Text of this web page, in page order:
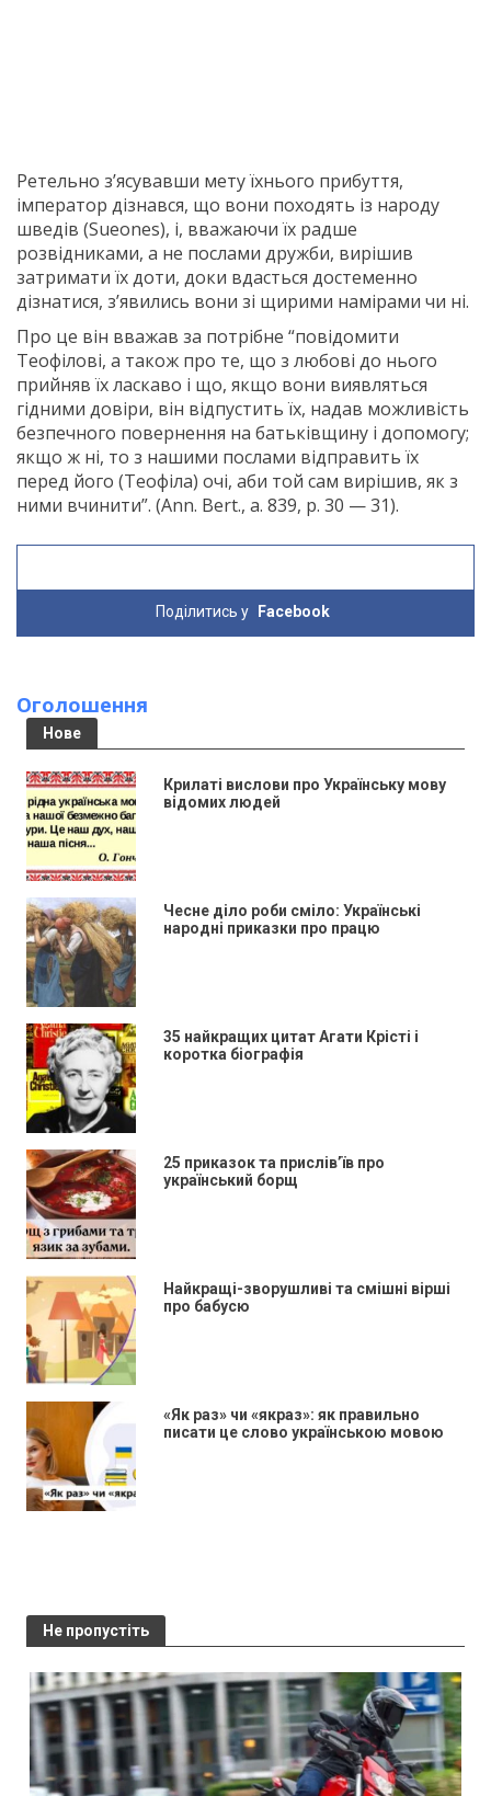
Ретельно з’ясувавши мету їхнього прибуття,
імператор дізнався, що вони походять із народу
шведів (Sueones), і, вважаючи їх радше
розвідниками, а не послами дружби, вирішив
затримати їх доти, доки вдасться достеменно
дізнатися, з’явились вони зі щирими намірами чи ні.
Про це він вважав за потрібне “повідомити
Теофілові, а також про те, що з любові до нього
прийняв їх ласкаво і що, якщо вони виявляться
гідними довіри, він відпустить їх, надав можливість
безпечного повернення на батьківщину і допомогу;
якщо ж ні, то з нашими послами відправить їх
перед його (Теофіла) очі, аби той сам вирішив, як з
ними вчинити”. (Ann. Bert., a. 839, р. 30 — 31).
Поділитись у Facebook
Оголошення
Нове
Крилаті вислови про Українську мову
відомих людей
Чесне діло роби сміло: Українські
народні приказки про працю
35 найкращих цитат Агати Крісті і
коротка біографія
25 приказок та прислів’їв про
український борщ
Найкращі-зворушливі та смішні вірші
про бабусю
«Як раз» чи «якраз»: як правильно
писати це слово українською мовою
Не пропустіть